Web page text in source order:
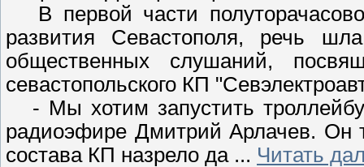
В первой части
развития Севастополя, речь
общественных слушаний,
севастопольского КП
- Мы хотим запустить
радиоэфире Дмитрий Арлачев. Он
состава КП назрело да ... Читать